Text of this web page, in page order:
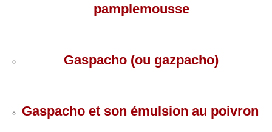
pamplemousse
Gaspacho (ou gazpacho)
Gaspacho et son émulsion au poivron